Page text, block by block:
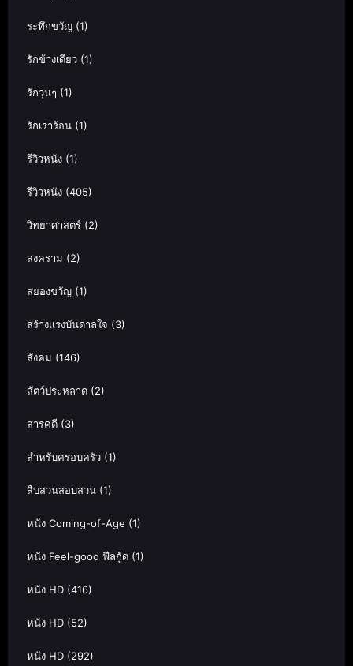
ระทึกขวัญ (1)
รักข้างเดียว (1)
รักวุ่นๆ (1)
รักเร่าร้อน (1)
รีวิวหนัง (1)
รีวิวหนัง (405)
วิทยาศาสตร์ (2)
สงคราม (2)
สยองขวัญ (1)
สร้างแรงบันดาลใจ (3)
สังคม (146)
สัตว์ประหลาด (2)
สารคดี (3)
สำหรับครอบครัว (1)
สืบสวนสอบสวน (1)
หนัง Coming-of-Age (1)
หนัง Feel-good ฟีลกู้ด (1)
หนัง HD (416)
หนัง HD (52)
หนัง HD (292)